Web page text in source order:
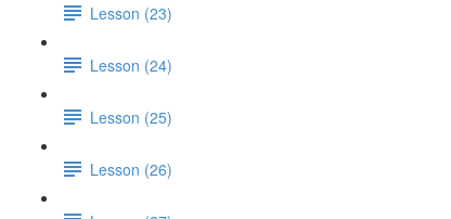
Lesson (23)
Lesson (24)
Lesson (25)
Lesson (26)